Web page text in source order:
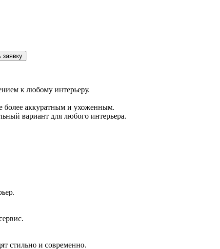
заявку
к любому интерьеру.
более аккуратным и ухоженным.
вариант для любого интерьера.
стильно и современно.